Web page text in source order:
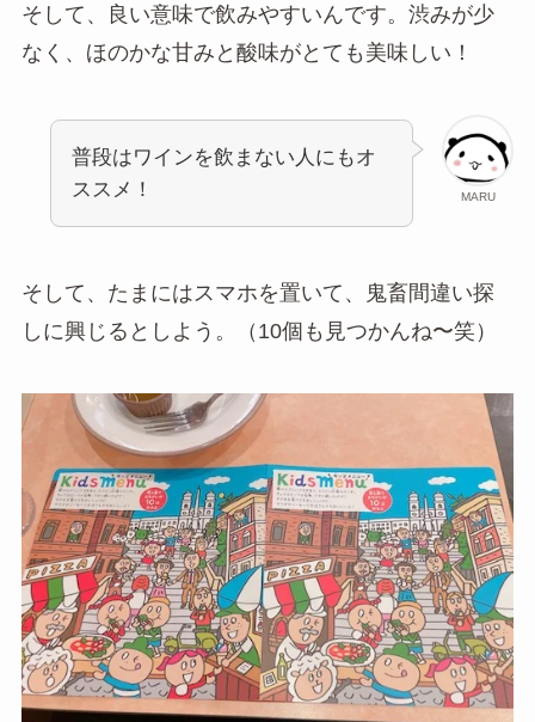
そして、良い意味で飲みやすいんです。渋みが少
なく、ほのかな甘みと酸味がとても美味しい！
MARU
普段はワインを飲まない人にもオ
ススメ！
そして、たまにはスマホを置いて、鬼畜間違い探
しに興じるとしよう。（10個も見つかんね〜笑）